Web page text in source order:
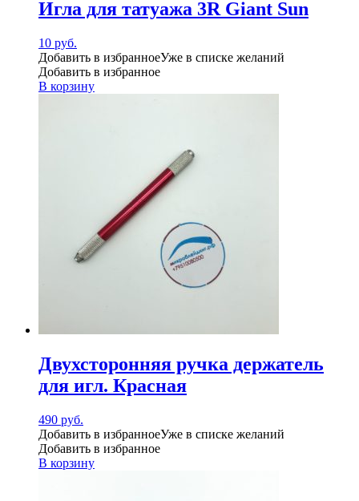
Игла для татуажа 3R Giant Sun
10 руб.
Добавить в избранноеУже в списке желаний
Добавить в избранное
В корзину
Двухсторонняя ручка держатель
для игл. Красная
490 руб.
Добавить в избранноеУже в списке желаний
Добавить в избранное
В корзину